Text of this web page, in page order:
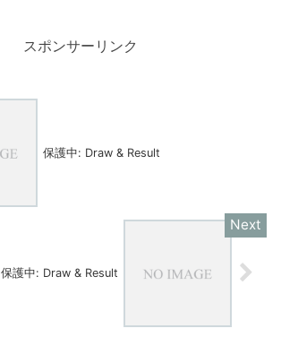
スポンサーリンク
保護中: Draw & Result
保護中: Draw & Result